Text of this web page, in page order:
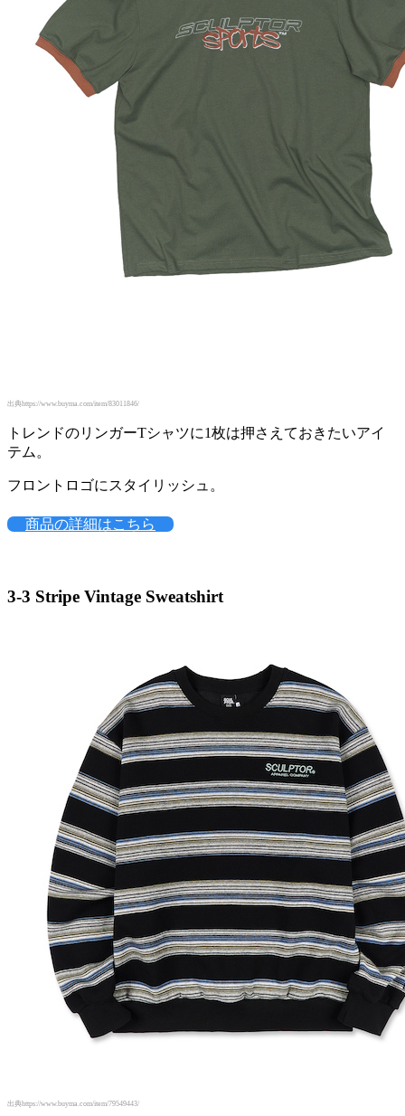
出典https://www.buyma.com/item/83011846/
トレンドのリンガーTシャツに1枚は押さえておきたいアイ
テム。
フロントロゴにスタイリッシュ。
商品の詳細はこちら
3-3 Stripe Vintage Sweatshirt
出典https://www.buyma.com/item/79549443/